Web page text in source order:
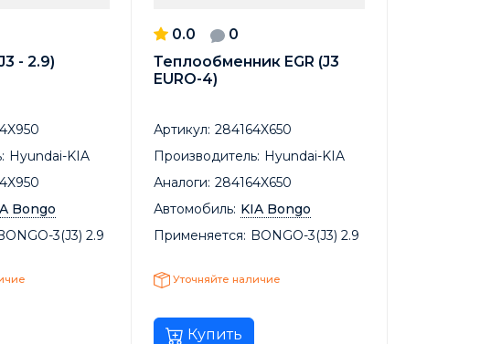
- 2.9)
Hyundai-KIA
Bongo
3(J3) 2.9
0.0
0
Теплообменник EGR (J3
EURO-4)
Артикул: 284164X650
Производитель: Hyundai-KIA
Аналоги: 284164X650
Автомобиль: KIA Bongo
Применяется: BONGO-3(J3) 2.9
Уточняйте наличие
Купить